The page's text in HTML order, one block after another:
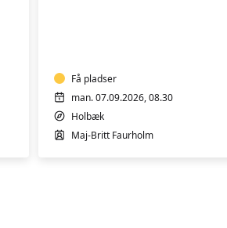
Få pladser
man. 07.09.2026, 08.30
Holbæk
Maj-Britt Faurholm